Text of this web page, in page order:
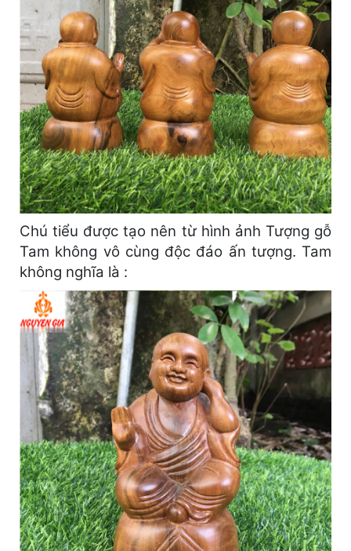
Chú tiểu được tạo nên từ hình ảnh Tượng gỗ
Tam không vô cùng độc đáo ấn tượng. Tam
không nghĩa là :